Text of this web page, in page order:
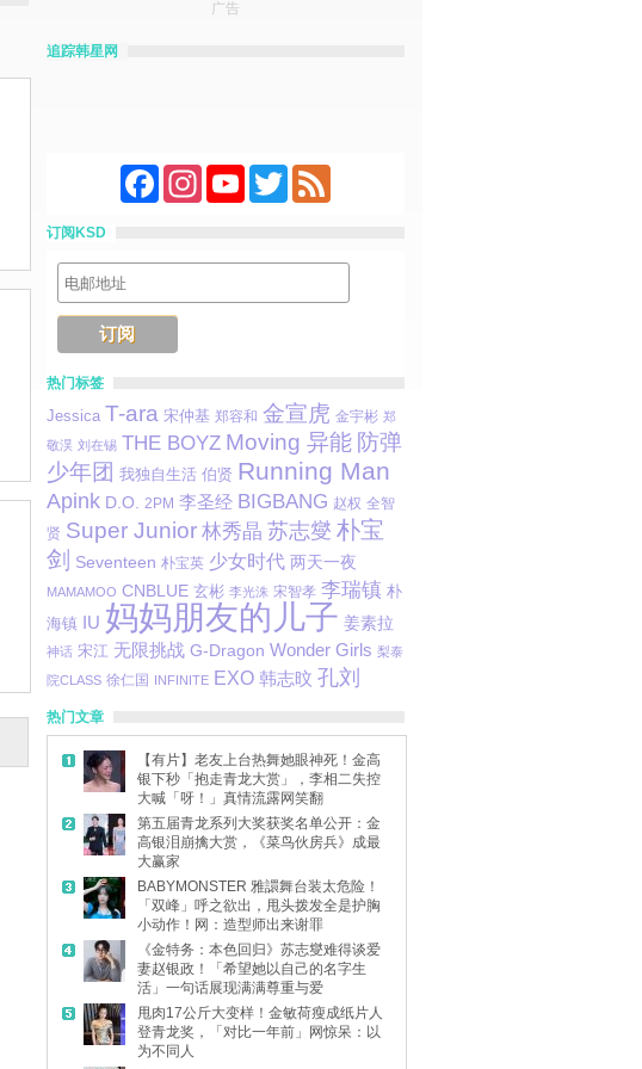
广告
追踪韩星网
FacebookInstagramYouTubeTwitterFeed
订阅KSD
热门标签
Jessica T-ara 宋仲基 郑容和 金宣虎 金宇彬 郑
敬淏 刘在锡 THE BOYZ Moving 异能 防弹
少年团 我独自生活 伯贤 Running Man
Apink D.O. 2PM 李圣经 BIGBANG 赵权 全智
贤 Super Junior 林秀晶 苏志燮 朴宝
剑 Seventeen 朴宝英 少女时代 两天一夜
MAMAMOO CNBLUE 玄彬 李光洙 宋智孝 李瑞镇 朴
海镇 IU 妈妈朋友的儿子 姜素拉
神话 宋江 无限挑战 G-Dragon Wonder Girls 梨泰
院CLASS 徐仁国 INFINITE EXO 韩志旼 孔刘
热门文章
【有片】老友上台热舞她眼神死！金高
银下秒「抱走青龙大赏」，李相二失控
大喊「呀！」真情流露网笑翻
第五届青龙系列大奖获奖名单公开：金
高银泪崩擒大赏，《菜鸟伙房兵》成最
大赢家
BABYMONSTER 雅譞舞台装太危险！
「双峰」呼之欲出，甩头拨发全是护胸
小动作！网：造型师出来谢罪
《金特务：本色回归》苏志燮难得谈爱
妻赵银政！「希望她以自己的名字生
活」一句话展现满满尊重与爱
甩肉17公斤大变样！金敏荷瘦成纸片人
登青龙奖，「对比一年前」网惊呆：以
为不同人